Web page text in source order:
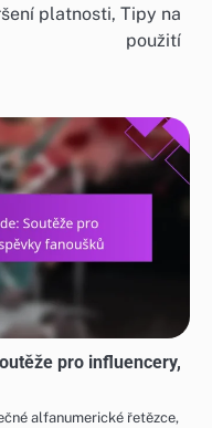
platnosti, Tipy na
použití
pro influencery,
alfanumerické řetězce,